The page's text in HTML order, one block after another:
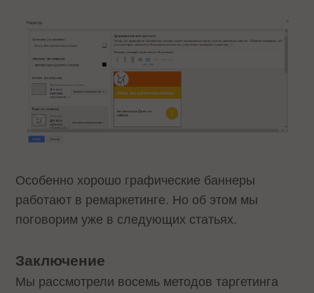
Особенно хорошо графические баннеры
работают в ремаркетинге. Но об этом мы
поговорим уже в следующих статьях.
Заключение
Мы рассмотрели восемь методов таргетинга